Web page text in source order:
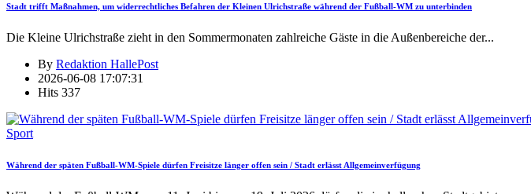
Stadt trifft Maßnahmen, um widerrechtliches Befahren der Kleinen Ulrichstraße während der Fußball-WM zu unterbinden
Die Kleine Ulrichstraße zieht in den Sommermonaten zahlreiche Gäste in die Außenbereiche der...
By Redaktion HallePost
2026-06-08 17:07:31
Hits 337
Sport
Während der späten Fußball-WM-Spiele dürfen Freisitze länger offen sein / Stadt erlässt Allgemeinverfügung